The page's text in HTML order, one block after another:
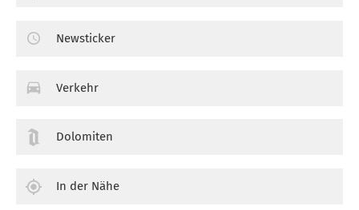
Newsticker
Verkehr
Dolomiten
In der Nähe